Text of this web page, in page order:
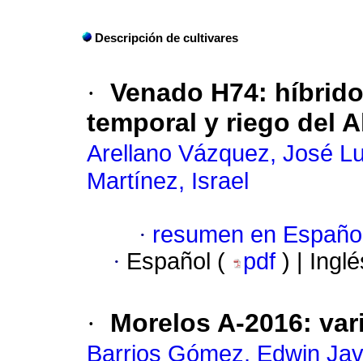
Descripción de cultivares
· Venado H74:
temporal y riego del
Arellano Vázquez, José
Martínez, Israel
· resumen en
· Español ( pdf ) |
· Morelos A-2016:
Barrios Gómez, Edwin